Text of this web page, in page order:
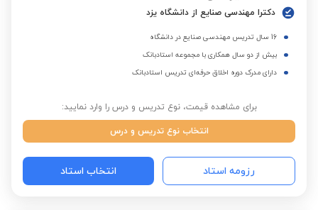
دکترا مهندسی صنایع از دانشگاه یزد
16 سال تدریس مهندسی صنایع در دانشگاه
بیش از دو سال همکاری با مجموعه استادبانک
دارای مدرک دوره اخلاق حرفه‌ای تدریس استادبانک
برای مشاهده قیمت، نوع تدریس و درس را وارد نمایید:
انتخاب نوع تدریس و درس
رزومه استاد انتخاب استاد